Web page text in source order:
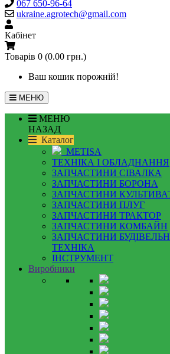
067 650-96-64
ukraine.agrotech@gmail.com
Кабінет
Товарів 0 (0.00 грн.)
Ваш кошик порожній!
МЕНЮ
МЕНЮ
НАЗАД
Каталог
METISA
ТЕХНІКА І ОБЛАДНАННЯ
ЗАПЧАСТИНИ СІВАЛКА
ЗАПЧАСТИНИ БОРОНА
ЗАПЧАСТИНИ
ЗАПЧАСТИНИ ПЛУГ
ЗАПЧАСТИНИ ТРАКТОР
ЗАПЧАСТИНИ КОМБАЙН
ЗАПЧАСТИНИ
ТЕХНІКА
ІНСТРУМЕНТ
Виробники